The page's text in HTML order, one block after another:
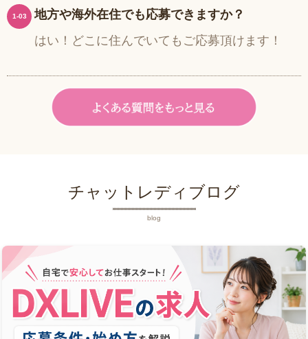
1-03
地方や海外在住でも応募できますか？
はい！どこに住んでいてもご応募頂けます！
チャットレディブログ
blog